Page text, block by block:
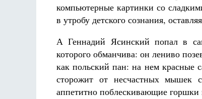
компьютерные картинки со
в утробу детского сознания,
А Геннадий Ясинский попал в
которого обманчива: он лениво
как польский пан: на нем красные
сторожит от несчастных мышек
аппетитно поблескивающие